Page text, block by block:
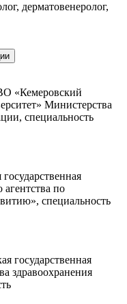
дерматовенеролог,
«Кемеровский
Министерства
специальность
по
специальность
государственная
здравоохранения